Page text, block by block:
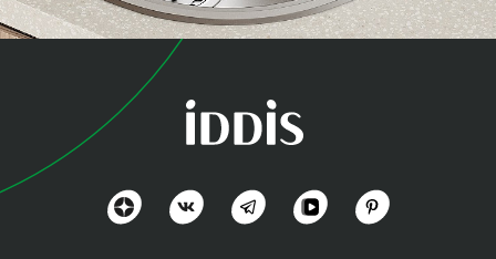
коллекция
Суно (Suno)